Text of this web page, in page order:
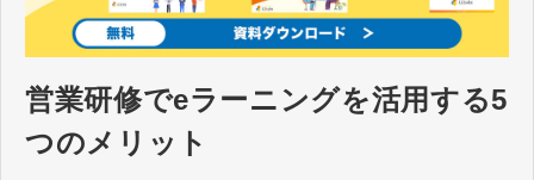
営業研修でeラーニングを活用する5
つのメリット